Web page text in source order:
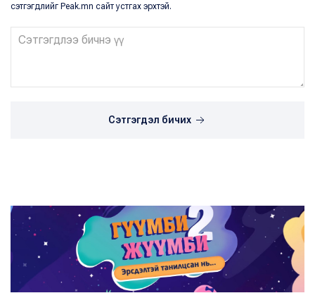
сэтгэгдлийг Peak.mn сайт устгах эрхтэй.
Сэтгэгдэл бичих